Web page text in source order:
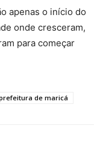
apenas o início do
onde cresceram,
para começar
de maricá